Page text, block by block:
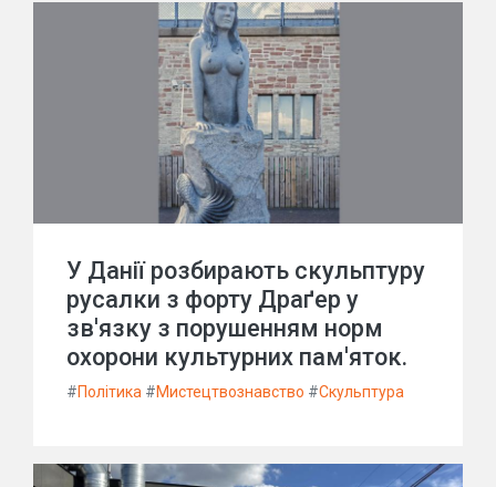
У Данії розбирають скульптуру
русалки з форту Драґер у
зв'язку з порушенням норм
охорони культурних пам'яток.
#Політика #Мистецтвознавство #Скульптура